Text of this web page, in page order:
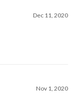
Dec 11, 2020
Nov 1, 2020